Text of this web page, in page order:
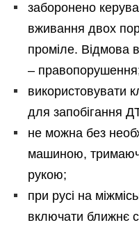
заборонено
вживання двох
проміле. Відмова
–
використовувати
для запобігання
не можна без
машиною,
рукою;
при русі на
включати ближнє